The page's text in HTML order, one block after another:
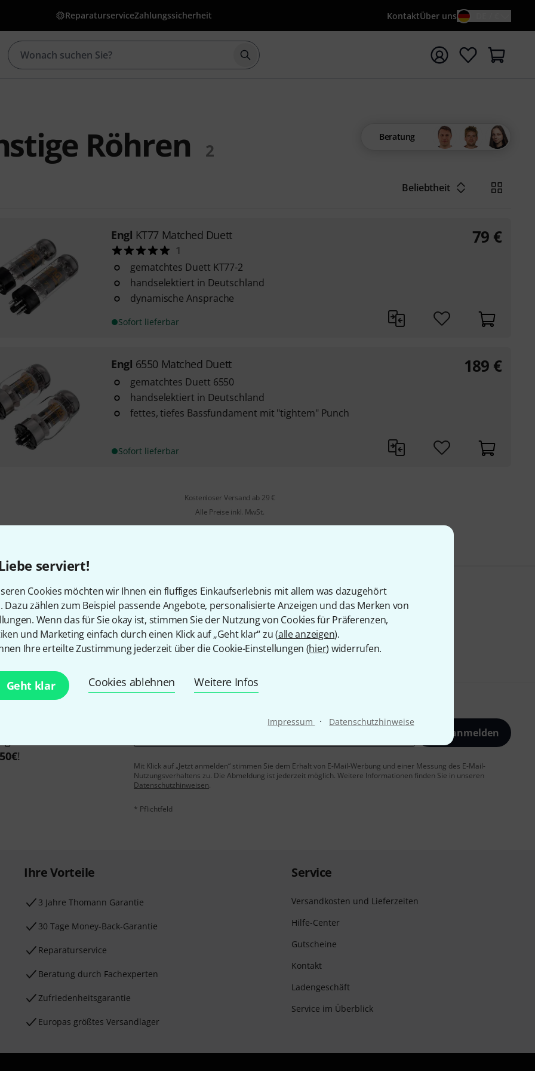
serviert!
Cookies möchten wir Ihnen ein fluffiges Einkaufserlebnis mit allem was dazugehört
Dazu zählen zum Beispiel passende Angebote, personalisierte Anzeigen und das Merken von
Wenn das für Sie okay ist, stimmen Sie der Nutzung von Cookies für Präferenzen,
und Marketing einfach durch einen Klick auf „Geht klar“ zu (alle anzeigen).
Ihre erteilte Zustimmung jederzeit über die Cookie-Einstellungen (hier) widerrufen.
Geht klar Cookies ablehnen Weitere Infos
Impressum · Datenschutzhinweise
ReparaturserviceZahlungssicherheit KontaktÜber uns
Suche mit Suchwort {searchTerm} starten
Röhren 2
Beratung
Beliebtheit
Engl KT77 Matched Duett
1
gematchtes Duett KT77-2
handselektiert in Deutschland
dynamische Ansprache
Sofort lieferbar
79 €
Engl 6550 Matched Duett
gematchtes Duett 6550
handselektiert in Deutschland
fettes, tiefes Bassfundament mit "tightem" Punch
Sofort lieferbar
189 €
Kostenloser Versand ab 29 €
Alle Preise inkl. MwSt.
Gefällt Ihnen, was Sie sehen?
Teilen Hilfe & Feedback
mit etwas Glück
50€!
Jetzt anmelden
Mit Klick auf „Jetzt anmelden“ stimmen Sie dem Erhalt von E-Mail-Werbung und einer Messung des E-Mail-
Nutzungsverhaltens zu. Die Abmeldung ist jederzeit möglich. Weitere Informationen finden Sie in unseren
Datenschutzhinweisen.
* Pflichtfeld
Ihre Vorteile
3 Jahre Thomann Garantie
30 Tage Money-Back-Garantie
Reparaturservice
Beratung durch Fachexperten
Zufriedenheitsgarantie
Europas größtes Versandlager
Service
Versandkosten und Lieferzeiten
Hilfe-Center
Gutscheine
Kontakt
Ladengeschäft
Service im Überblick